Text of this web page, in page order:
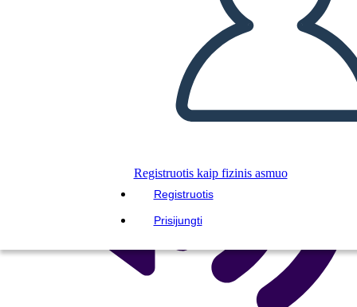
Registruotis kaip fizinis asmuo
Registruotis
Prisijungti